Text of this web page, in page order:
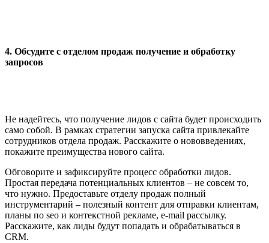
4. Обсудите с отделом продаж получение и обработку
запросов
Не надейтесь, что получение лидов с сайта будет происходить
само собой. В рамках стратегии запуска сайта привлекайте
сотрудников отдела продаж. Расскажите о нововведениях,
покажите преимущества нового сайта.
Обговорите и зафиксируйте процесс обработки лидов.
Простая передача потенциальных клиентов – не совсем то,
что нужно. Предоставьте отделу продаж полный
инструментарий – полезный контент для отправки клиентам,
планы по seo и контекстной рекламе, e-mail рассылку.
Расскажите, как лиды будут попадать и обрабатываться в
CRM.